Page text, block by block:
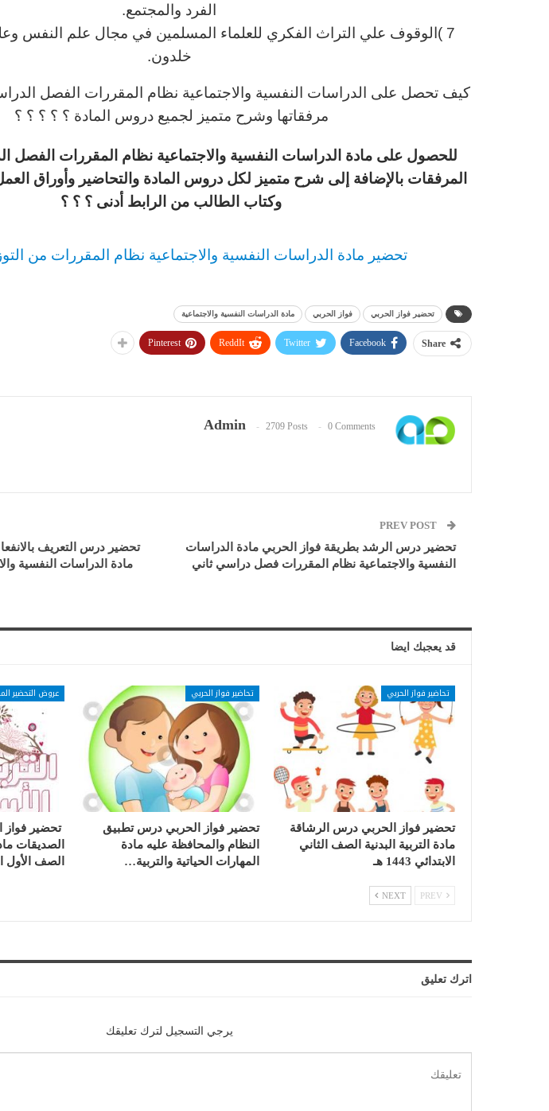
الفرد والمجتمع.
7 )الوقوف علي التراث الفكري للعلماء المسلمين في مجال علم النفس
خلدون.
كيف تحصل على الدراسات النفسية والاجتماعية نظام المقررات الفصل
مرفقاتها وشرح متميز لجميع دروس المادة ؟ ؟ ؟ ؟ ؟
للحصول على مادة الدراسات النفسية والاجتماعية نظام المقررات الفصل
المرفقات بالإضافة إلى شرح متميز لكل دروس المادة والتحاضير وأوراق
وكتاب الطالب من الرابط أدنى ؟ ؟ ؟
تحضير مادة الدراسات النفسية والاجتماعية نظام المقررات من
تحضير فواز الحربي فواز الحربي مادة الدراسات النفسية والاجتماعية
Share
Facebook
Twitter
ReddIt
Pinterest
Admin 2709 Posts 0 Comments
تحضير درس الرشد بطريقة فواز الحربي مادة الدراسات
النفسية والاجتماعية نظام المقررات فصل دراسي ثاني
تحضير درس التعريف
مادة الدراسات النفسية
قد يعجبك ايضا
تحاضير فواز الحربي
تحضير فواز الحربي درس الرشاقة
مادة التربية البدنية الصف الثاني
الابتدائي 1443 هـ
تحاضير فواز الحربي
تحضير فواز الحربي درس تطبيق
النظام والمحافظة عليه مادة
المهارات الحياتية والتربية…
عروض التحضير
تحضير فواز
الصديقات
الصف الأول
NEXT
اترك تعليق
يرجي التسجيل لترك تعليقك